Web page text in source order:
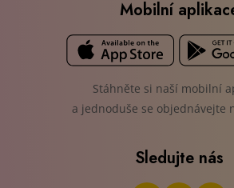
Napište nám
© EUROPLASMA s.r.o.
Zpracování osobních údajů